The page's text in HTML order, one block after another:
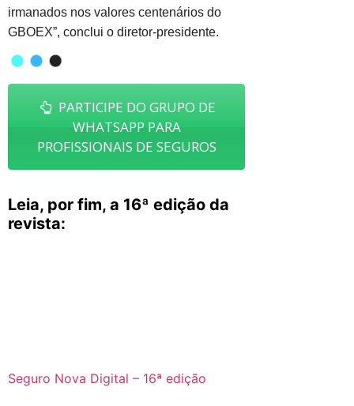
irmanados nos valores centenários do
GBOEX”, conclui o diretor-presidente.
PARTICIPE DO GRUPO DE
WHATSAPP PARA
PROFISSIONAIS DE SEGUROS
Leia, por fim, a 16ª edição da
revista:
Seguro Nova Digital – 16ª edição